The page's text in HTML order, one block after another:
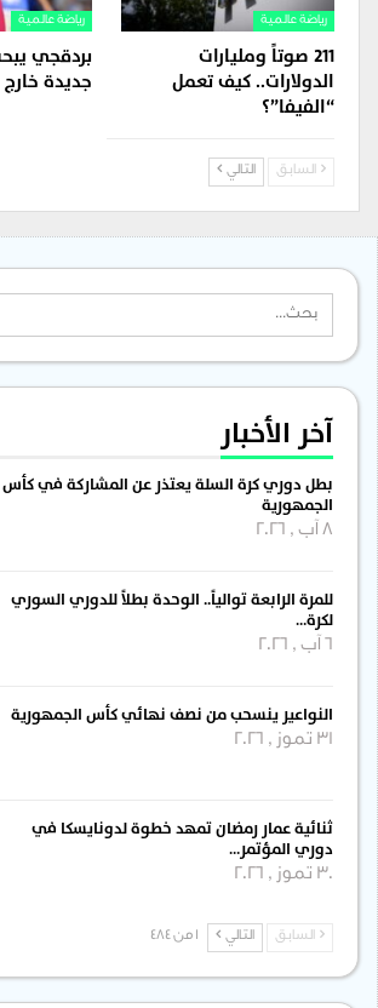
رياضة عالمية
211 صوتاً ومليارات
الدولارات.. كيف تعمل
“الفيفا”؟
رياضة عالمية
بردقجي
جديدة خارج
السابق التالي
آخر الأخبار
بطل دوري كرة السلة يعتذر عن المشاركة في كأس
الجمهورية
للمرة الرابعة توالياً.. الوحدة بطلاً للدوري السوري
لكرة…
النواعير ينسحب من نصف نهائي كأس الجمهورية
31 تموز , 2026
ثنائية عمار رمضان تمهد خطوة لدونايسكا في
دوري المؤتمر…
30 تموز , 2026
السابق التالي